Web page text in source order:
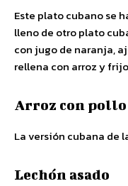
Este plato cubano se
lleno de otro plato
con jugo de naranja,
rellena con arroz y
Arroz con pollo
La versión cubana de
Lechón asado